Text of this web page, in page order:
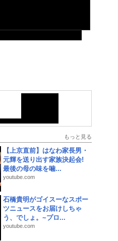
もっと見る
【上京直前】はなわ家長男・
元輝を送り出す家族決起会!
最後の母の味を噛...
youtube.com
石橋貴明がゴイスーなスポー
ツニュースをお届けしちゃ
う、でしょ。~プロ...
youtube.com